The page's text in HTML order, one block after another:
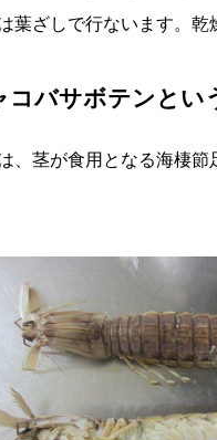
葉ざしで行ないます。乾
コバサボテンとい
、茎が食用となる海棲節